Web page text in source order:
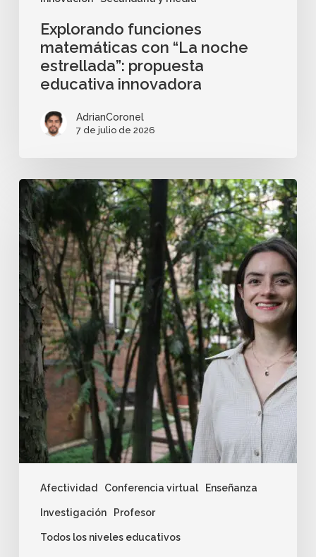
Explorando funciones
matemáticas con “La noche
estrellada”: propuesta
educativa innovadora
AdrianCoronel
7 de julio de 2026
Afectividad Conferencia virtual Enseñanza
Investigación Profesor
Todos los niveles educativos